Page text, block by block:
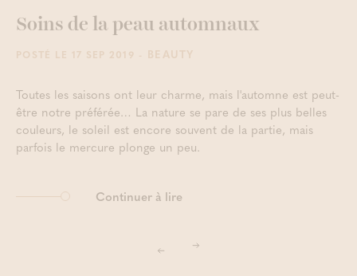
Soins de la peau automnaux
POSTÉ LE 17 SEP 2019 - BEAUTY
Toutes les saisons ont leur charme, mais l'automne est peut-
être notre préférée… La nature se pare de ses plus belles
couleurs, le soleil est encore souvent de la partie, mais
parfois le mercure plonge un peu.
Continuer à lire